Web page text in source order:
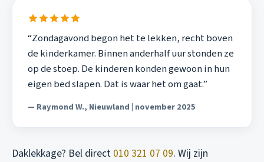
“Zondagavond begon het te lekken, recht boven
de kinderkamer. Binnen anderhalf uur stonden ze
op de stoep. De kinderen konden gewoon in hun
eigen bed slapen. Dat is waar het om gaat.”
— Raymond W., Nieuwland | november 2025
Daklekkage? Bel direct 010 321 07 09. Wij zijn